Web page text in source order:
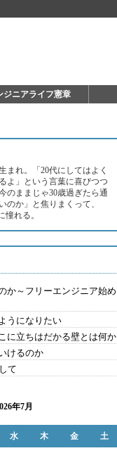
ジニアライフ憲章
まれ。「20代にしてはよく
よ」という言葉に喜びつつ
のままじゃ30歳過ぎたら通
のか」と焦りまくって、
憧れる。
か～フリーエンジニア始め
うになりたい
に立ちはだかる壁とは何か
けるのか
て
年7月
水 木 金 土